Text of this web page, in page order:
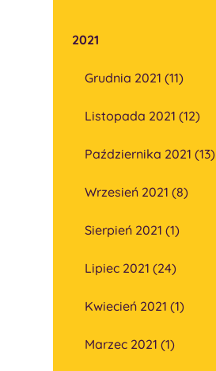
2021
Grudnia 2021 (11)
Listopada 2021 (12)
Października 2021 (13)
Wrzesień 2021 (8)
Sierpień 2021 (1)
Lipiec 2021 (24)
Kwiecień 2021 (1)
Marzec 2021 (1)